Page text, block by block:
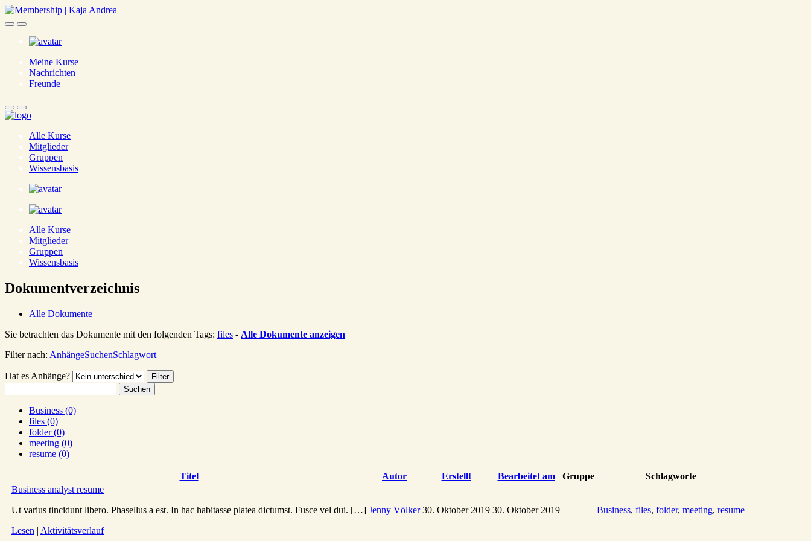
Skip
to
content
Meine Kurse
Nachrichten
Freunde
Alle Kurse
Mitglieder
Gruppen
Wissensbasis
Alle Kurse
Mitglieder
Gruppen
Wissensbasis
Dokumentverzeichnis
Alle Dokumente
Sie betrachten das Dokumente mit den folgenden Tags: files - Alle Dokumente anzeigen
Filter nach: AnhängeSuchenSchlagwort
Hat es Anhänge?
Business (0)
files (0)
folder (0)
meeting (0)
resume (0)
attachment
Titel Autor Erstellt Bearbeitet am Gruppe
Schlagworte
Business analyst resume
Ut varius tincidunt libero. Phasellus a est. In hac habitasse platea dictumst. Fusce vel dui. […]
Lesen | Aktivitätsverlauf
Jenny Völker 30. Oktober 2019 30. Oktober 2019 Business, files, folder, meeting, resume